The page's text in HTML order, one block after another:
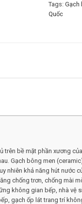
Tags: Gạch
Quốc
bề mặt phần xương
Gạch bông men
nhiên khả năng hút nước
chống trơn, chống mài
không gian bếp, nhà vệ
gạch ốp lát trang trí